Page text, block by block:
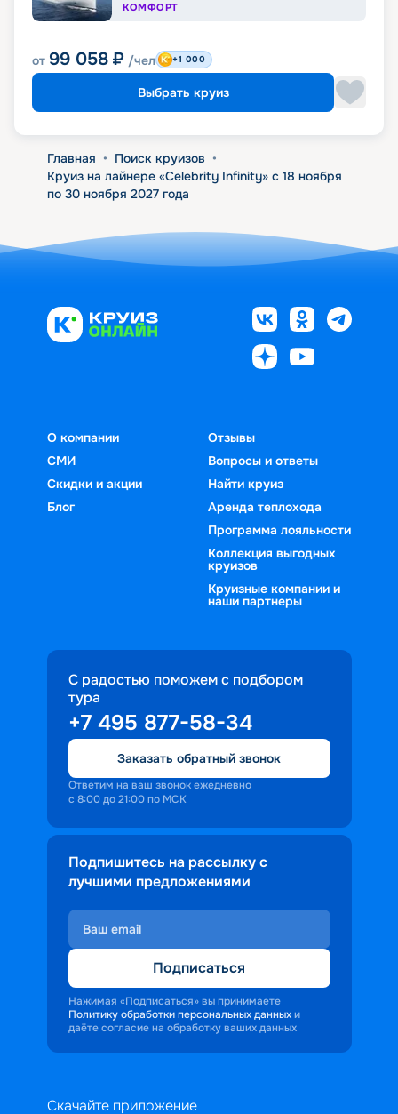
КОМФОРТ
от 99 058 ₽ /чел +1 000
Выбрать круиз
Главная • Поиск круизов •
Круиз на лайнере «Celebrity Infinity» с 18 ноября
по 30 ноября 2027 года
О компании
СМИ
Скидки и акции
Блог
Отзывы
Вопросы и ответы
Найти круиз
Аренда теплохода
Программа лояльности
Коллекция выгодных
круизов
Круизные компании и
наши партнеры
С радостью поможем с подбором
тура
+7 495 877-58-34
Заказать обратный звонок
Ответим на ваш звонок ежедневно
с 8:00 до 21:00 по МСК
Подпишитесь на рассылку с
лучшими предложениями
Подписаться
Нажимая «Подписаться» вы принимаете
Политику обработки персональных данных и
даёте согласие на обработку ваших данных
Скачайте приложение